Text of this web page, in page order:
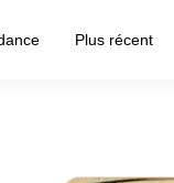
Plus récent